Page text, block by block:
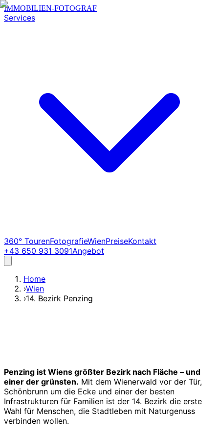
IMMOBILIEN-FOTOGRAF
Services
360° TourenFotografieWienPreiseKontakt
+43 650 931 3091Angebot
Home
›Wien
›14. Bezirk Penzing
Penzing ist Wiens größter Bezirk nach Fläche – und
einer der grünsten. Mit dem Wienerwald vor der Tür,
Schönbrunn um die Ecke und einer der besten
Infrastrukturen für Familien ist der 14. Bezirk die erste
Wahl für Menschen, die Stadtleben mit Naturgenuss
verbinden wollen.